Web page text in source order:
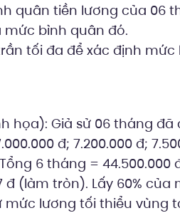
quân tiền lương của 06
bình quân đó.
tối đa để xác định
họa): Giả sử 06 tháng đã
đ; 7.200.000 đ;
6 tháng =
đ (làm tròn). Lấy 60% của
mức lương tối thiểu vùng